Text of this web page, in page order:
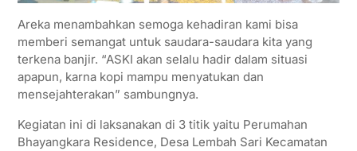
Areka menambahkan semoga kehadiran kami bisa
memberi semangat untuk saudara-saudara kita yang
terkena banjir. “ASKI akan selalu hadir dalam situasi
apapun, karna kopi mampu menyatukan dan
mensejahterakan” sambungnya.
Kegiatan ini di laksanakan di 3 titik yaitu Perumahan
Bhayangkara Residence, Desa Lembah Sari Kecamatan